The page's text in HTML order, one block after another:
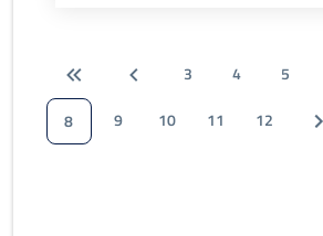
3 4 5
8
9 10 11 12